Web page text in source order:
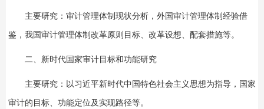
主要研究：审计管理体制现状分析，外国审计管理体制经验借
鉴，我国审计管理体制改革原则目标、改革设想、配套措施等。
二、新时代国家审计目标和功能研究
主要研究：以习近平新时代中国特色社会主义思想为指导，国家
审计的目标、功能定位及实现路径等。